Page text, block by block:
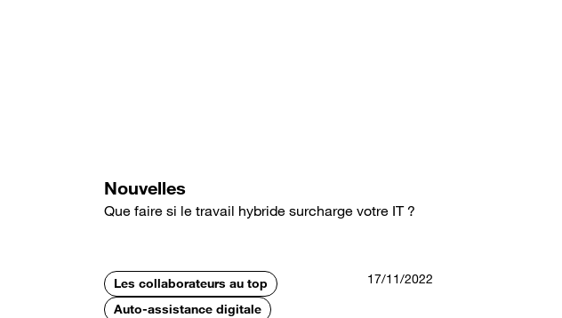
Nouvelles
Que faire si le travail hybride surcharge votre IT ?
Les collaborateurs au top
Auto-assistance digitale
17/11/2022